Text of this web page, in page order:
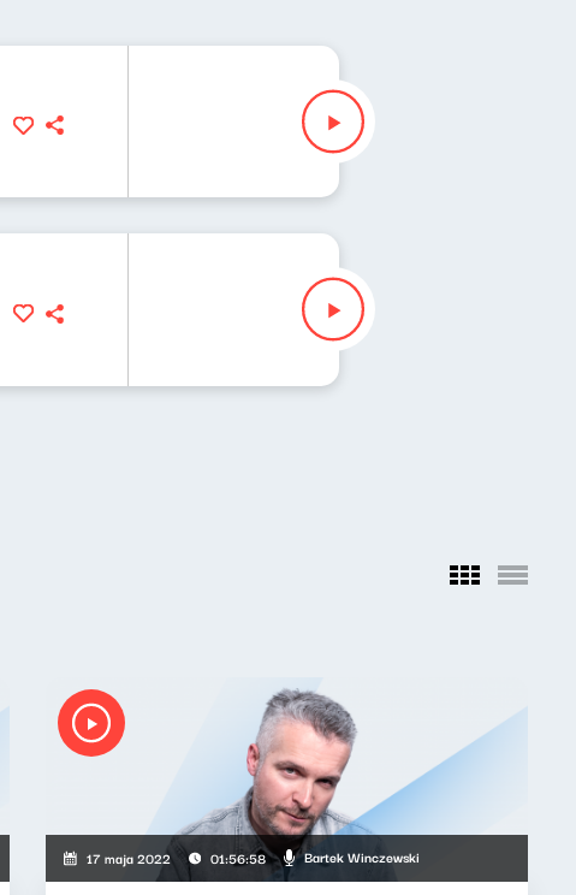
17 maja 2022 01:56:58 Bartek Winczewski